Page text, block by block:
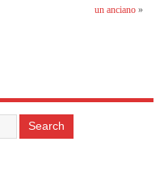
un anciano»